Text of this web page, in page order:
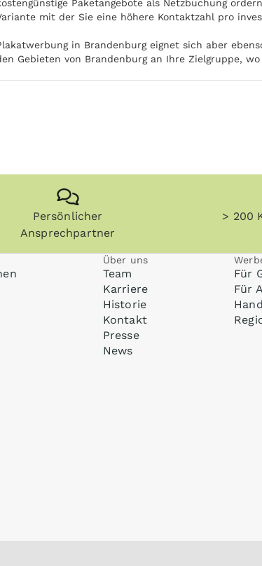
Paketangebote als Netzbuchung
mit der Sie eine höhere Kontaktzahl pro
in Brandenburg eignet sich aber
Gebieten von Brandenburg an Ihre Zielgruppe,
Persönlicher
Ansprechpartner
> 200
Über uns
Team
Karriere
Historie
Kontakt
Presse
News
Für
Für